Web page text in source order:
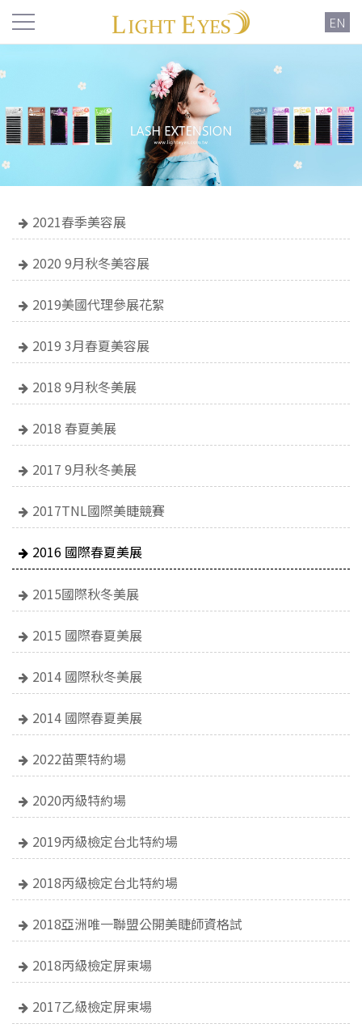
EN
2021春季美容展
2020 9月秋冬美容展
2019美國代理參展花絮
2019 3月春夏美容展
2018 9月秋冬美展
2018 春夏美展
2017 9月秋冬美展
2017TNL國際美睫競賽
2016 國際春夏美展
2015國際秋冬美展
2015 國際春夏美展
2014 國際秋冬美展
2014 國際春夏美展
2022苗栗特約場
2020丙級特約場
2019丙級檢定台北特約場
2018丙級檢定台北特約場
2018亞洲唯一聯盟公開美睫師資格試
2018丙級檢定屏東場
2017乙級檢定屏東場